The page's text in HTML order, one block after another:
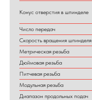
Конус отверстия в шпинделе
Число передач
Скорость вращения шпинделя
Метрическая резьба
Дюймовая резьба
Питчевая резьба
Модульная резьба
Диапазон продольных подач